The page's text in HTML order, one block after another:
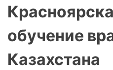
обучение
Казахстана